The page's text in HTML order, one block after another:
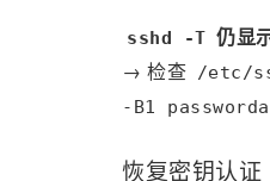
sshd -T 仍显
→ 检查 /etc/
-B1
恢复密钥认证